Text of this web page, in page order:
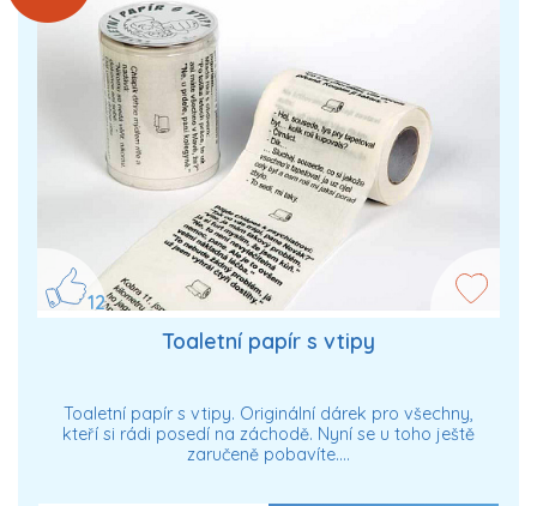
12
Toaletní papír s vtipy
Toaletní papír s vtipy. Originální dárek pro všechny,
kteří si rádi posedí na záchodě. Nyní se u toho ještě
zaručeně pobavíte.…